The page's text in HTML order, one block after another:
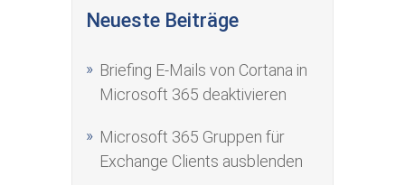
Neueste Beiträge
Briefing E-Mails von Cortana in
Microsoft 365 deaktivieren
Microsoft 365 Gruppen für
Exchange Clients ausblenden